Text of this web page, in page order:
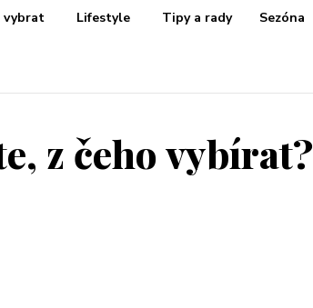
vybrat Lifestyle Tipy a rady Sezóna
z čeho vybírat?